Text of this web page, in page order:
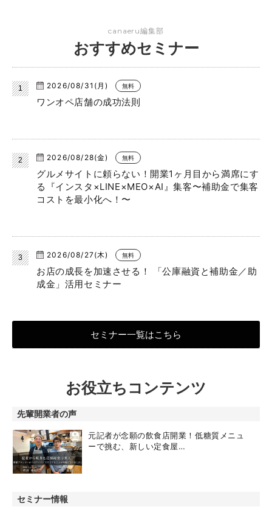
canaeru編集部
おすすめセミナー
2026/08/31(月) 無料
ワンオペ店舗の成功法則
2026/08/28(金) 無料
グルメサイトに頼らない！開業1ヶ月目から満席にす
る『インスタ×LINE×MEO×AI』集客〜補助金で集客
コストを最小化へ！〜
2026/08/27(木) 無料
お店の成長を加速させる！ 「公庫融資と補助金／助
成金」活用セミナー
セミナー一覧はこちら
お役立ちコンテンツ
先輩開業者の声
元記者が念願の飲食店開業！低糖質メニュ
ーで挑む、新しい定食屋…
セミナー情報